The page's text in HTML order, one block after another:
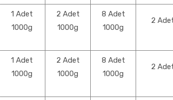
1 Adet
1000g
2 Adet
1000g
8 Adet
1000g
2
1 Adet
1000g
2 Adet
1000g
8 Adet
1000g
2